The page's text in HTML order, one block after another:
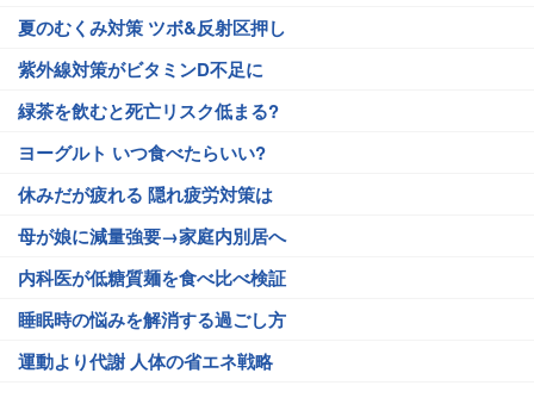
夏のむくみ対策 ツボ&反射区押し
紫外線対策がビタミンD不足に
緑茶を飲むと死亡リスク低まる?
ヨーグルト いつ食べたらいい?
休みだが疲れる 隠れ疲労対策は
母が娘に減量強要→家庭内別居へ
内科医が低糖質麺を食べ比べ検証
睡眠時の悩みを解消する過ごし方
運動より代謝 人体の省エネ戦略